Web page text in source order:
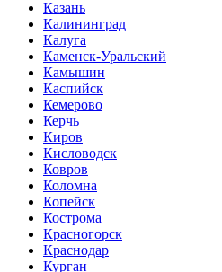
Казань
Калининград
Калуга
Каменск-Уральский
Камышин
Каспийск
Кемерово
Керчь
Киров
Кисловодск
Ковров
Коломна
Копейск
Кострома
Красногорск
Краснодар
Курган